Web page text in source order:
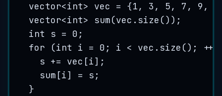
vector<int> vec = {1, 3 , 5, 7 , 9 ,
vector<int> sum(vec . size ());
int s = 0 ;
for (int i = 0 ; i < vec . size (); ++
s += vec [i];
sum [i] = s;
}